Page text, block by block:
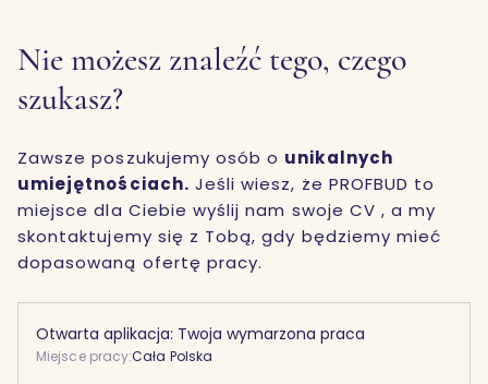
Nie możesz znaleźć tego, czego
szukasz?
Zawsze poszukujemy osób o unikalnych
umiejętnościach. Jeśli wiesz, że PROFBUD to
miejsce dla Ciebie wyślij nam swoje CV , a my
skontaktujemy się z Tobą, gdy będziemy mieć
dopasowaną ofertę pracy.
Otwarta aplikacja: Twoja wymarzona praca
Miejsce pracy:Cała Polska